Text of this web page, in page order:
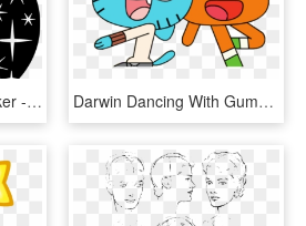
Moon & Stars Wall Sticker - Dibujos De Luna Y Estrellas, HD Png Download Darwin Dancing With Gumball-edj706 - Dibujos De Gumball Y Darwin, HD Png Download